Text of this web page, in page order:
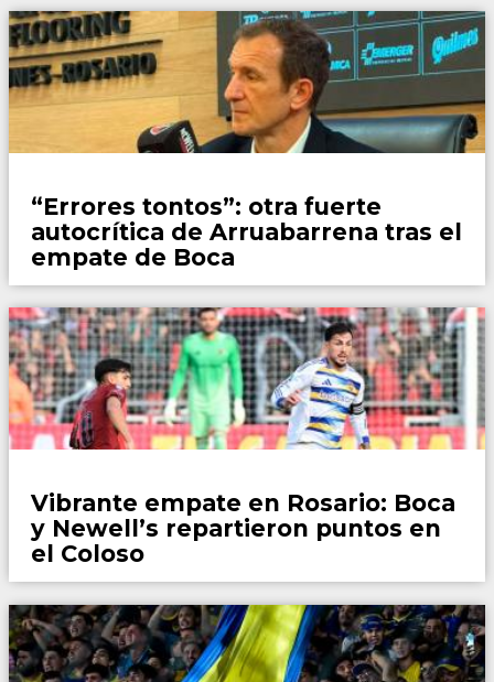
“Errores tontos”: otra fuerte
autocrítica de Arruabarrena tras el
empate de Boca
Vibrante empate en Rosario: Boca
y Newell’s repartieron puntos en
el Coloso